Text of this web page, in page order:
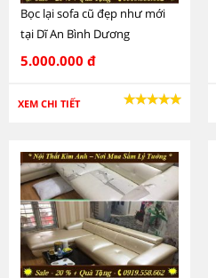
Bọc lại sofa cũ đẹp như mới
tại Dĩ An Bình Dương
5.000.000 đ
XEM CHI TIẾT